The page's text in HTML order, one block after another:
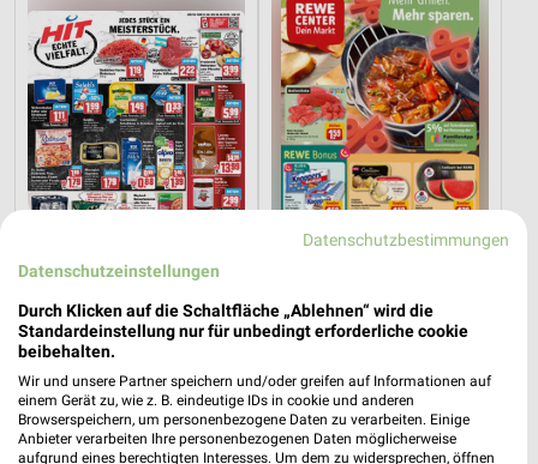
4 km
Angebote ab 03.08.
Gültig bis Sa. 08.08.
Angebote ab 03.08.
nahkauf GALERIA Markthalle
Datenschutzbestimmungen
Datenschutzeinstellungen
Durch Klicken auf die Schaltfläche „Ablehnen“ wird die
Standardeinstellung nur für unbedingt erforderliche cookie
beibehalten.
Wir und unsere Partner speichern und/oder greifen auf Informationen auf
einem Gerät zu, wie z. B. eindeutige IDs in cookie und anderen
Browserspeichern, um personenbezogene Daten zu verarbeiten. Einige
Anbieter verarbeiten Ihre personenbezogenen Daten möglicherweise
aufgrund eines berechtigten Interesses. Um dem zu widersprechen, öffnen